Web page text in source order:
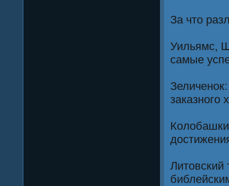
За что
Уильямс,
самые
заказного
Литовский